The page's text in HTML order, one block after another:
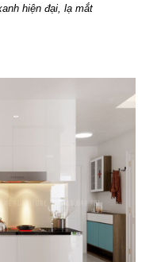
hiện đại, lạ mắt